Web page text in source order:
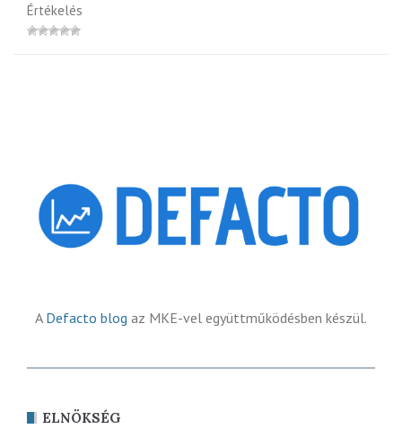
Értékelés
A Defacto blog az MKE-vel együttműködésben készül.
ELNÖKSÉG